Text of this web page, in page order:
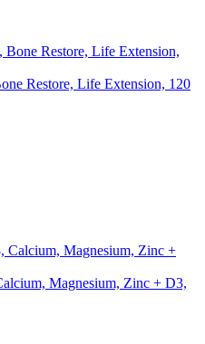
Restore, Life Extension, 120
Magnesium, Zinc + D3,